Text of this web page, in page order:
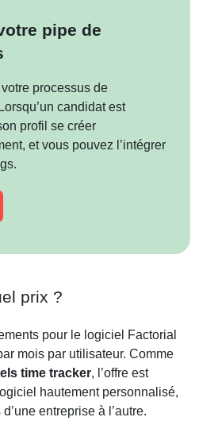
pipe de
processus de
candidat est
profil se créer
et vous pouvez l’intégrer
prix ?
pour le logiciel Factorial
mois par utilisateur. Comme
time tracker, l’offre est
hautement personnalisé,
entreprise à l’autre.